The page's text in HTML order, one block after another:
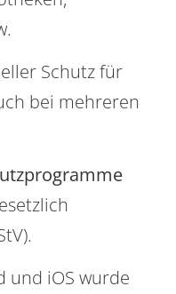
Schutz für
bei mehreren
und iOS wurde